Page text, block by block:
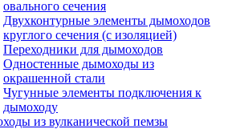
овального сечения
Двухконтурные элементы дымоходов
круглого сечения (с изоляцией)
Переходники для дымоходов
Одностенные дымоходы из
окрашенной стали
Чугунные элементы подключения к
дымоходу
из вулканической пемзы